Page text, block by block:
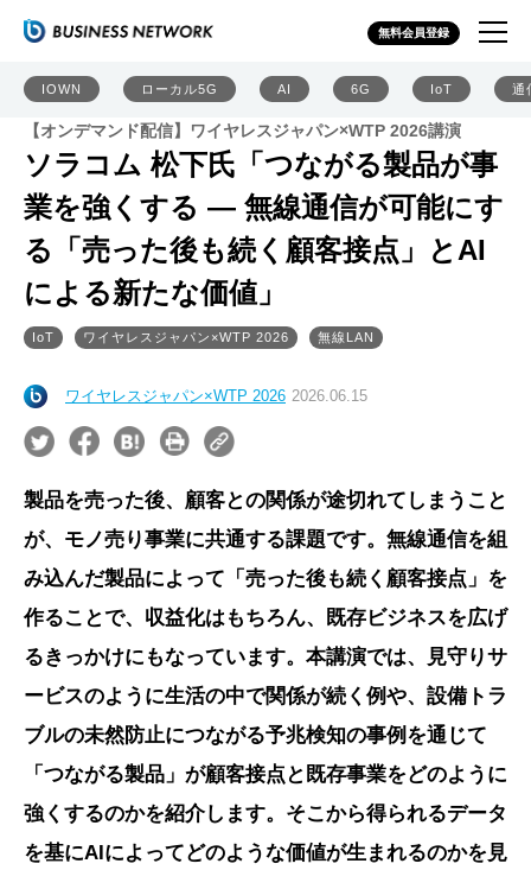
無料会員登録
IOWN ローカル5G AI 6G IoT 通
【オンデマンド配信】ワイヤレスジャパン×WTP 2026講演
ソラコム 松下氏「つながる製品が事
業を強くする ― 無線通信が可能にす
る「売った後も続く顧客接点」とAI
による新たな価値」
IoT ワイヤレスジャパン×WTP 2026 無線LAN
ワイヤレスジャパン×WTP 2026 2026.06.15
製品を売った後、顧客との関係が途切れてしまうこと
が、モノ売り事業に共通する課題です。無線通信を組
み込んだ製品によって「売った後も続く顧客接点」を
作ることで、収益化はもちろん、既存ビジネスを広げ
るきっかけにもなっています。本講演では、見守りサ
ービスのように生活の中で関係が続く例や、設備トラ
ブルの未然防止につながる予兆検知の事例を通じて
「つながる製品」が顧客接点と既存事業をどのように
強くするのかを紹介します。そこから得られるデータ
を基にAIによってどのような価値が生まれるのかを見